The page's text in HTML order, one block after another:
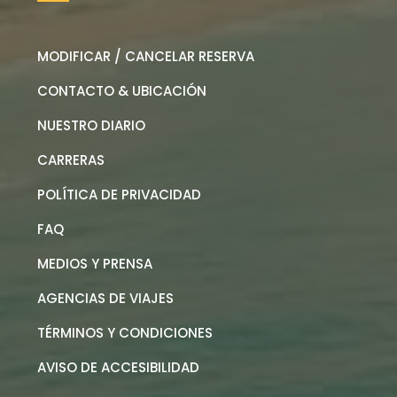
MODIFICAR / CANCELAR RESERVA
CONTACTO & UBICACIÓN
NUESTRO DIARIO
CARRERAS
POLÍTICA DE PRIVACIDAD
FAQ
MEDIOS Y PRENSA
AGENCIAS DE VIAJES
TÉRMINOS Y CONDICIONES
AVISO DE ACCESIBILIDAD